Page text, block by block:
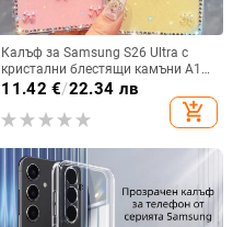
Калъф за Samsung S26 Ultra с
кристални блестящи камъни A17,
A57IMD Aurora Bow и S24FE,
11.42 €/22.34 лв
add_shopping_cart